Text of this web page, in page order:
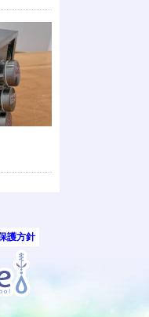
護方針